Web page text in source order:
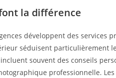
la différence
développent des services
séduisent particulièrement
souvent des conseils
professionnelle.